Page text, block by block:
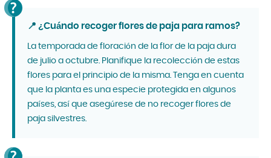
📍 ¿Cuándo recoger flores de paja para ramos?
La temporada de floración de la flor de la paja dura
de julio a octubre. Planifique la recolección de estas
flores para el principio de la misma. Tenga en cuenta
que la planta es una especie protegida en algunos
países, así que asegúrese de no recoger flores de
paja silvestres.